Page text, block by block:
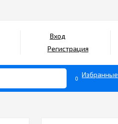
Вход
Регистрация
0 Избранные